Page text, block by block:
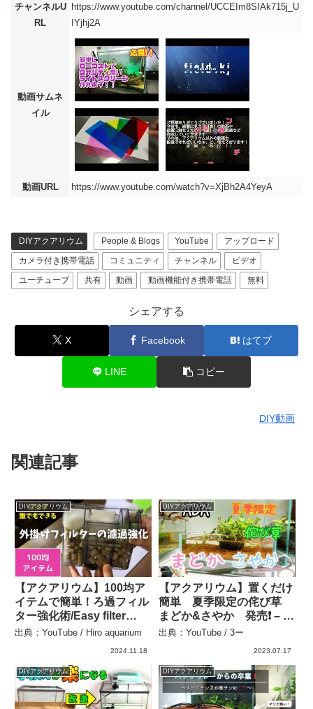
チャンネルU
RL
https://www.youtube.com/channel/UCCEIm8SIAk715j_U
IYjhj2A
動画サムネ
イル
動画URL https://www.youtube.com/watch?v=XjBh2A4YeyA
DIYアクアリウム People & Blogs YouTube
アップロード
カメラ付き携帯電話
コミュニティ チャンネル
ビデオ
ユーチューブ
共有 動画 動画機能付き携帯電話 無料
シェアする
X Facebook はてブ
LINE コピー
DIY動画
関連記事
DIYアクアリウム
【アクアリウム】100均ア
イテムで簡単！ろ過フィル
ター強化術/Easy filter
strengthening
aquarium
出典：YouTube / Hiro aquarium
2024.11.18
DIYアクアリウム
【アクアリウム】置くだけ
簡単 夏季限定の侘び草
まどか&さやか 発売❗️ – 3
ー
出典：YouTube / 3ー
2023.07.17
DIYアクアリウム DIYアクアリウム